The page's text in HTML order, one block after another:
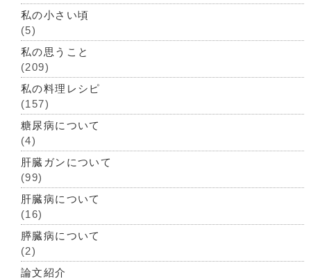
私の小さい頃
(5)
私の思うこと
(209)
私の料理レシピ
(157)
糖尿病について
(4)
肝臓ガンについて
(99)
肝臓病について
(16)
膵臓病について
(2)
論文紹介